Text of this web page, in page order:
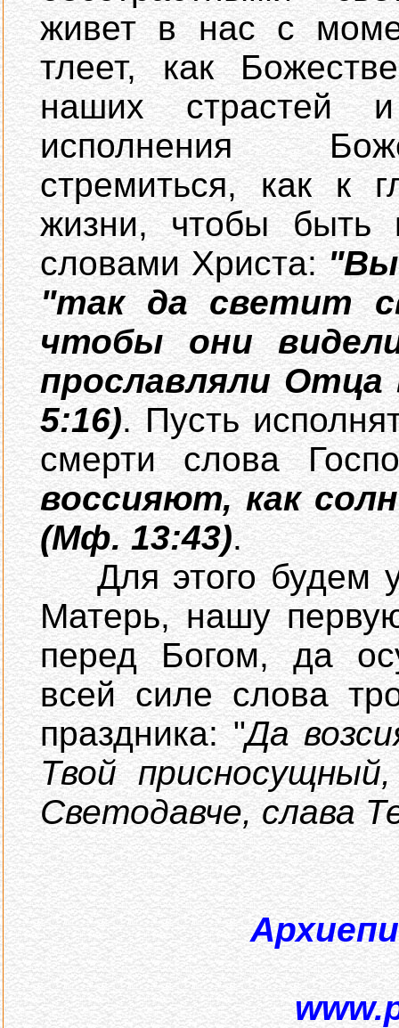
живет в нас с
тлеет, как
наших страстей
исполнения
стремиться, как к
жизни, чтобы быть
словами Христа:"Вы
"так да светит
чтобы они
прославляли
5:16). Пусть
смерти слова
воссияют, как
(Мф. 13:43).
Для этого будем
Матерь, нашу
перед Богом, да
всей силе слова
праздника: "Да
Твой
Светодавче, слава